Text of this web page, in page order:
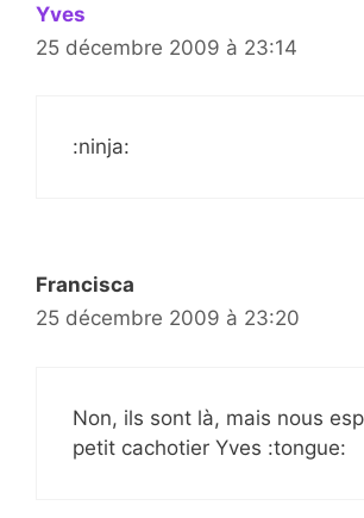
Yves
25 décembre 2009 à 23:14
:ninja:
Francisca
25 décembre 2009 à 23:20
Non, ils sont là, mais nous
petit cachotier Yves :tongue: